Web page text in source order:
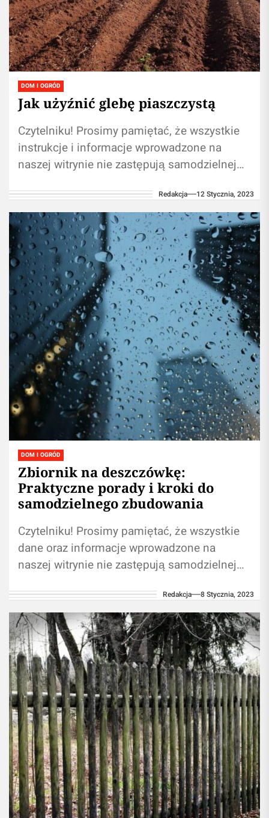
DOM I OGRÓD
Jak użyźnić glebę piaszczystą
Czytelniku! Prosimy pamiętać, że wszystkie
instrukcje i informacje wprowadzone na
naszej witrynie nie zastępują samodzielnej
Używanie treści umieszczonych na naszym
blogu w...
Redakcja 12 Stycznia, 2023
DOM I OGRÓD
Zbiornik na deszczówkę:
Praktyczne porady i kroki do
samodzielnego zbudowania
Czytelniku! Prosimy pamiętać, że wszystkie
dane oraz informacje wprowadzone na
naszej witrynie nie zastępują samodzielnej
Używanie informacji zawartych na naszym
blogu w...
Redakcja 8 Stycznia, 2023